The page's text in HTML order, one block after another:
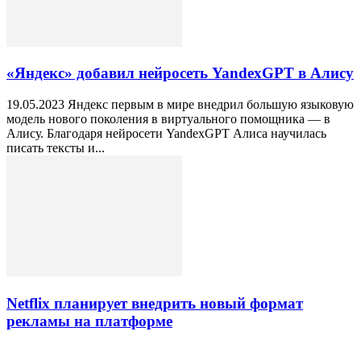
«Яндекс» добавил нейросеть YandexGPT в Алису
19.05.2023 Яндекс первым в мире внедрил большую языковую
модель нового поколения в виртуального помощника — в
Алису. Благодаря нейросети YandexGPT Алиса научилась
писать тексты и...
Netflix планирует внедрить новый формат
рекламы на платформе